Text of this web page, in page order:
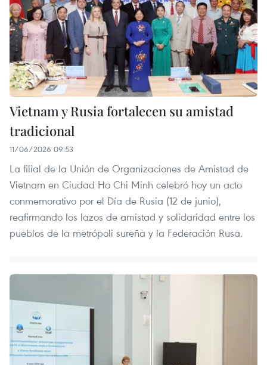
Vietnam y Rusia fortalecen su amistad
tradicional
11/06/2026 09:53
La filial de la Unión de Organizaciones de Amistad de
Vietnam en Ciudad Ho Chi Minh celebró hoy un acto
conmemorativo por el Día de Rusia (12 de junio),
reafirmando los lazos de amistad y solidaridad entre los
pueblos de la metrópoli sureña y la Federación Rusa.